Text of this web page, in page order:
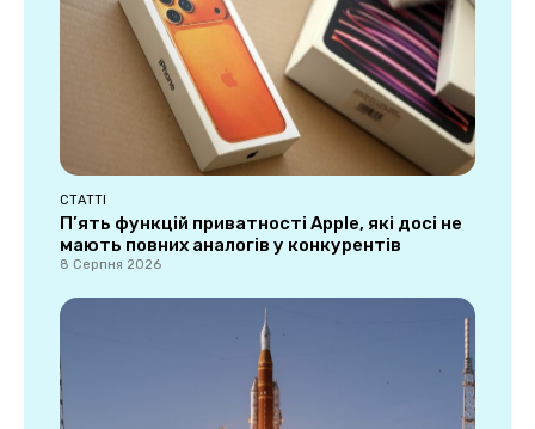
СТАТТІ
П’ять функцій приватності Apple, які досі не
мають повних аналогів у конкурентів
8 Серпня 2026